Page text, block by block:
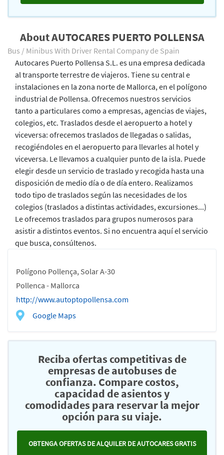
About AUTOCARES PUERTO POLLENSA
Bus / Minibus With Driver Rental Company de Spain
Polígono Pollença, Solar A-30
Pollenca - Mallorca
http://www.autoptopollensa.com
Google Maps
Autocares Puerto Pollensa S.L. es una empresa dedicada
al transporte terrestre de viajeros. Tiene su central e
instalaciones en la zona norte de Mallorca, en el polígono
industrial de Pollensa. Ofrecemos nuestros servicios
tanto a particulares como a empresas, agencias de viajes,
colegios, etc. Traslados desde el aeropuerto a hotel y
viceversa: ofrecemos traslados de llegadas o salidas,
recogiéndoles en el aeropuerto para llevarles al hotel y
viceversa. Le llevamos a cualquier punto de la isla. Puede
elegir desde un servicio de traslado y recogida hasta una
disposición de medio día o de día entero. Realizamos
todo tipo de traslados según las necesidades de los
colegios (traslados a distintas actividades, excursiones...)
Le ofrecemos traslados para grupos numerosos para
asistir a distintos eventos. Si no encuentra aquí el servicio
que busca, consúltenos.
Reciba ofertas competitivas de
empresas de autobuses de
confianza. Compare costos,
capacidad de asientos y
comodidades para reservar la mejor
opción para su viaje.
OBTENGA OFERTAS DE ALQUILER DE AUTOCARES GRATIS